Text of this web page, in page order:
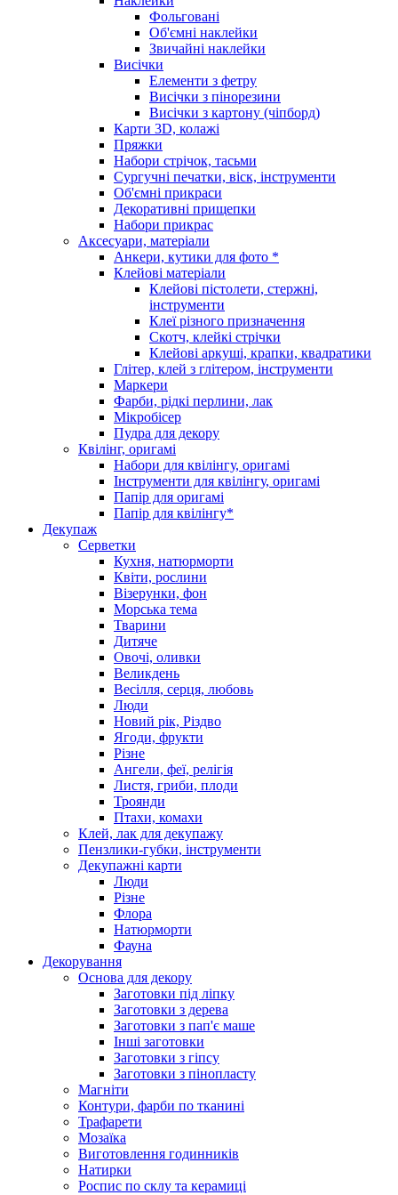
Фольговані
Об'ємні наклейки
Звичайні наклейки
Висічки
Елементи з фетру
Висічки з пінорезини
Висічки з картону (чіпборд)
Карти 3D, колажі
Пряжки
Набори стрічок, тасьми
Сургучні печатки, віск, інструменти
Об'ємні прикраси
Декоративні прищепки
Набори прикрас
Аксесуари, матеріали
Анкери, кутики для фото *
Клейові матеріали
Клейові пістолети, стержні,
інструменти
Клеї різного призначення
Скотч, клейкі стрічки
Клейові аркуші, крапки, квадратики
Глітер, клей з глітером, інструменти
Маркери
Фарби, рідкі перлини, лак
Мікробісер
Пудра для декору
Квілінг, оригамі
Набори для квілінгу, оригамі
Інструменти для квілінгу, оригамі
Папір для оригамі
Папір для квілінгу*
Декупаж
Серветки
Кухня, натюрморти
Квіти, рослини
Візерунки, фон
Морська тема
Тварини
Дитяче
Овочі, оливки
Великдень
Весілля, серця, любовь
Люди
Новий рік, Різдво
Ягоди, фрукти
Різне
Ангели, феї, релігія
Листя, гриби, плоди
Троянди
Птахи, комахи
Клей, лак для декупажу
Пензлики-губки, інструменти
Декупажні карти
Люди
Різне
Флора
Натюрморти
Фауна
Декорування
Основа для декору
Заготовки під ліпку
Заготовки з дерева
Заготовки з пап'є маше
Інші заготовки
Заготовки з гіпсу
Заготовки з пінопласту
Магніти
Контури, фарби по тканині
Трафарети
Мозаїка
Виготовлення годинників
Натирки
Роспис по склу та керамиці